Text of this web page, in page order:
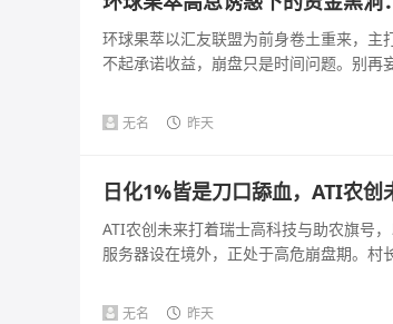
环球果萃以汇友联盟为前身卷土重来，主
不起承诺收益，崩盘只是时间问题。别再
无名 昨天
日化1%皆是刀口舔血，ATI农创
ATI农创未来打着瑞士高科技与助农旗号
服务器设在境外，正处于高危崩盘期。村
无名 昨天